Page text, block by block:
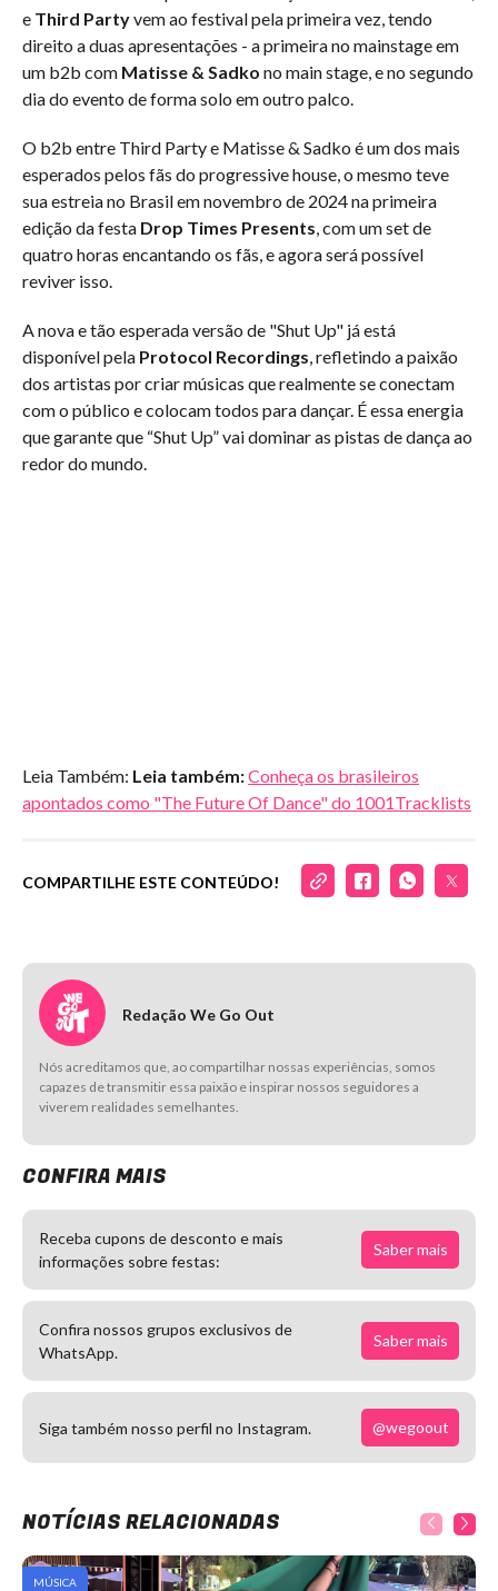
e Third Partyvem ao festival pela primeira vez, tendo
direito a duas apresentações - a primeira no mainstage em
um b2b com Matisse & Sadko no main stage, e no segundo
dia do evento de forma solo em outro palco.
O b2b entre Third Party e Matisse & Sadko é um dos mais
esperados pelos fãs do progressive house, o mesmo teve
sua estreia no Brasil em novembro de 2024 na primeira
edição da festa Drop Times Presents, com um set de
quatro horas encantando os fãs, e agora será possível
reviver isso.
A nova e tão esperada versão de "Shut Up" já está
disponível pela Protocol Recordings, refletindo a paixão
dos artistas por criar músicas que realmente se conectam
com o público e colocam todos para dançar. É essa energia
que garante que “Shut Up” vai dominar as pistas de dança ao
redor do mundo.
Leia Também: Leia também:Conheça os brasileiros
apontados como "The Future Of Dance" do 1001Tracklists
COMPARTILHE ESTE CONTEÚDO!
Redação We Go Out
Nós acreditamos que, ao compartilhar nossas experiências, somos
capazes de transmitir essa paixão e inspirar nossos seguidores a
viverem realidades semelhantes.
CONFIRA MAIS
Receba cupons de desconto e mais
informações sobre festas:
Saber mais
Confira nossos grupos exclusivos de
WhatsApp.
Saber mais
Siga também nosso perfil no Instagram. @wegoout
NOTÍCIAS RELACIONADAS
MÚSICA